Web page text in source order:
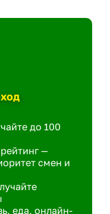
до 100
—
смен и
еда, онлайн-